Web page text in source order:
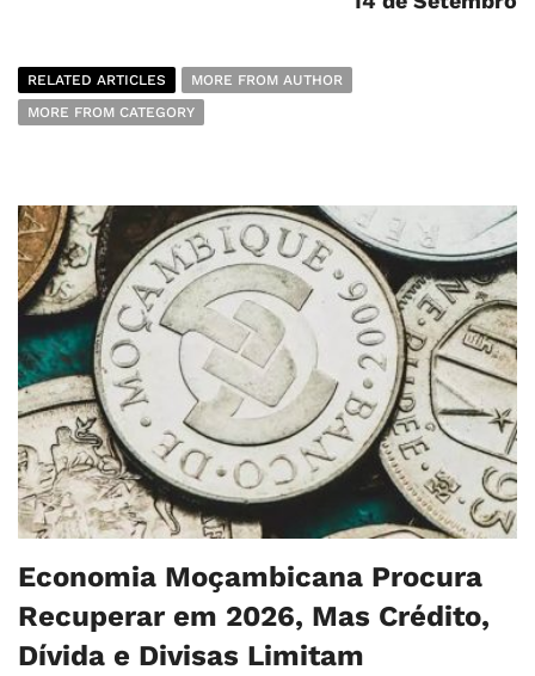
RELATED ARTICLES
MORE FROM AUTHOR
MORE FROM CATEGORY
Economia Moçambicana Procura
Recuperar em 2026, Mas Crédito,
Dívida e Divisas Limitam